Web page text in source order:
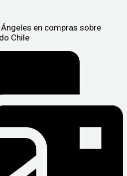
en compras sobre
Chile